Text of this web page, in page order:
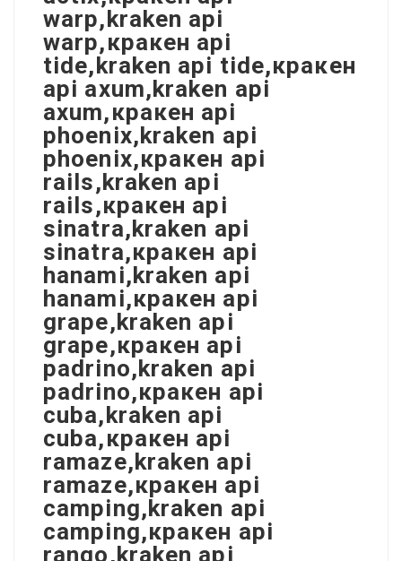
warp,kraken api
warp,кракен api
tide,kraken api tide,кракен
api axum,kraken api
axum,кракен api
phoenix,kraken api
phoenix,кракен api
rails,kraken api
rails,кракен api
sinatra,kraken api
sinatra,кракен api
hanami,kraken api
hanami,кракен api
grape,kraken api
grape,кракен api
padrino,kraken api
padrino,кракен api
cuba,kraken api
cuba,кракен api
ramaze,kraken api
ramaze,кракен api
camping,kraken api
camping,кракен api
rango,kraken api